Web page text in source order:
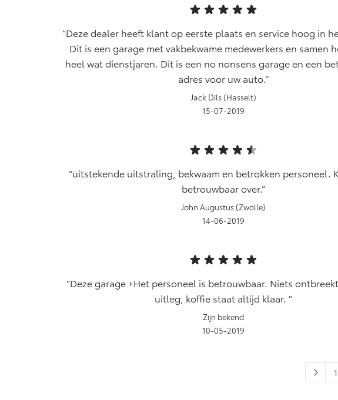
Deze dealer heeft klant op eerste plaats en service hoog in
Dit is een garage met vakbekwame medewerkers en samen
heel wat dienstjaren. Dit is een no nonsens garage en een
adres voor uw auto.
Jack Dils (Hasselt)
15-07-2019
uitstekende uitstraling, bekwaam en betrokken personeel.
betrouwbaar over.
John Augustus (Zwolle)
14-06-2019
Deze garage +Het personeel is betrouwbaar. Niets
uitleg, koffie staat altijd klaar.
Zijn bekend
10-05-2019
1